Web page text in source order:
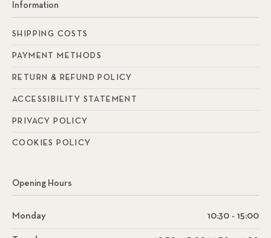
Information
SHIPPING COSTS
PAYMENT METHODS
RETURN & REFUND POLICY
ACCESSIBILITY STATEMENT
PRIVACY POLICY
COOKIES POLICY
Opening Hours
Monday 10:30 - 15:00